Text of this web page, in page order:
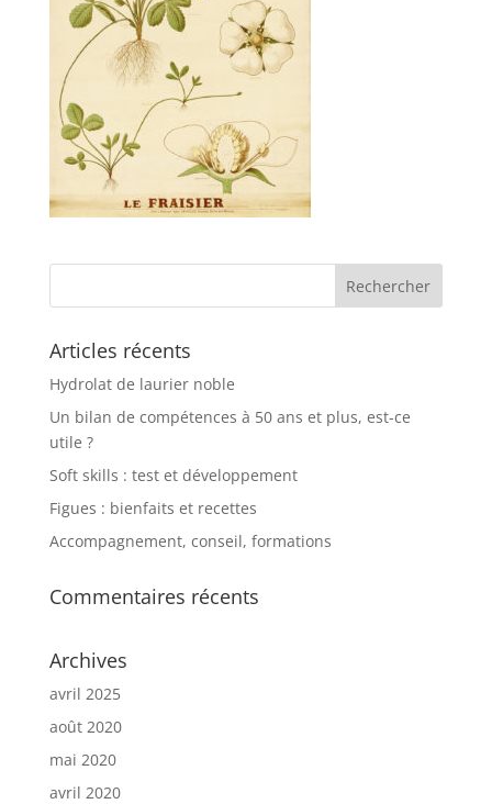
Articles récents
Hydrolat de laurier noble
Un bilan de compétences à 50 ans et plus, est-ce
utile ?
Soft skills : test et développement
Figues : bienfaits et recettes
Accompagnement, conseil, formations
Commentaires récents
Archives
avril 2025
août 2020
mai 2020
avril 2020